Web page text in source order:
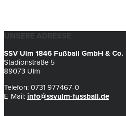
UNSERE ADRESSE
SSV Ulm 1846 Fußball GmbH & Co.
Stadionstraße 5
89073 Ulm
Telefon: 0731 977467-0
E-Mail: info@ssvulm-fussball.de